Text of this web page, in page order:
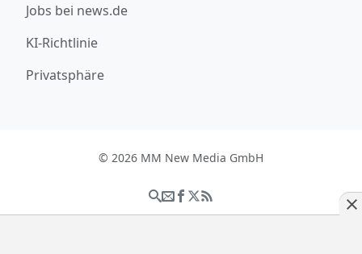
Jobs bei news.de
KI-Richtlinie
Privatsphäre
© 2026 MM New Media GmbH